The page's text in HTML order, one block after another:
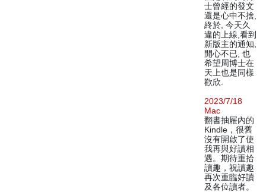
士曾經的發文
還是心中不捨,
終於, 今天久
違的上線,看到
新版主的通知,
開心不已, 也
希望周博士在
天上也是同樣
歡欣.
2023/7/18
Mac
翻書抽屜內的
Kindle，很舊
沒有開啟了使
我再與好讀相
遇。期待重拾
讀趣，祝讀趣
再次重臨好讀
及各位讀者。